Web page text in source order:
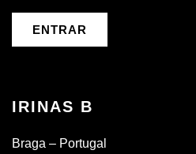
ENTRAR
IRINAS B
Braga – Portugal